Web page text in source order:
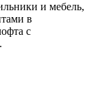
и мебель,
в
с